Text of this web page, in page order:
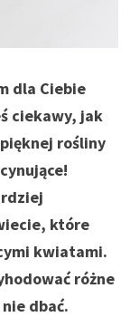
dla Ciebie
ciekawy, jak
rośliny
które
kwiatami.
różne
dbać.